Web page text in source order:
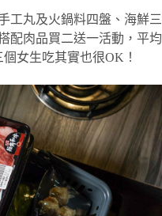
工丸及火鍋料四盤、海鮮三
配肉品買二送一活動，平均
女生吃其實也很OK！